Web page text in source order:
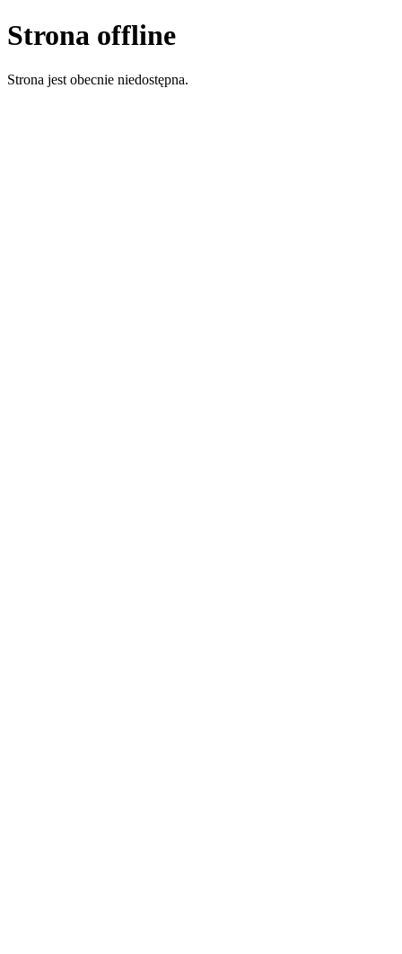
Strona offline
Strona jest obecnie niedostępna.